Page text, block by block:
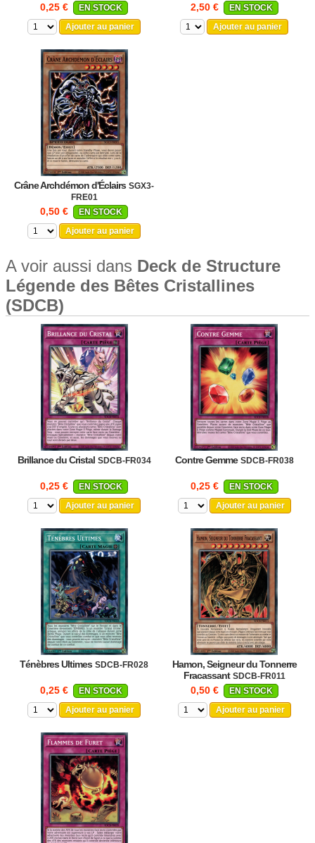
0,25 €
EN STOCK
Ajouter au panier
2,50 €
EN STOCK
Ajouter au panier
Crâne Archdémon d'Éclairs SGX3-
FRE01
0,50 €
EN STOCK
Ajouter au panier
A voir aussi dans Deck de Structure
Légende des Bêtes Cristallines
(SDCB)
Brillance du Cristal SDCB-FR034
0,25 €
EN STOCK
Ajouter au panier
Contre Gemme SDCB-FR038
0,25 €
EN STOCK
Ajouter au panier
Ténèbres Ultimes SDCB-FR028
0,25 €
EN STOCK
Ajouter au panier
Hamon, Seigneur du Tonnerre
Fracassant SDCB-FR011
0,50 €
EN STOCK
Ajouter au panier